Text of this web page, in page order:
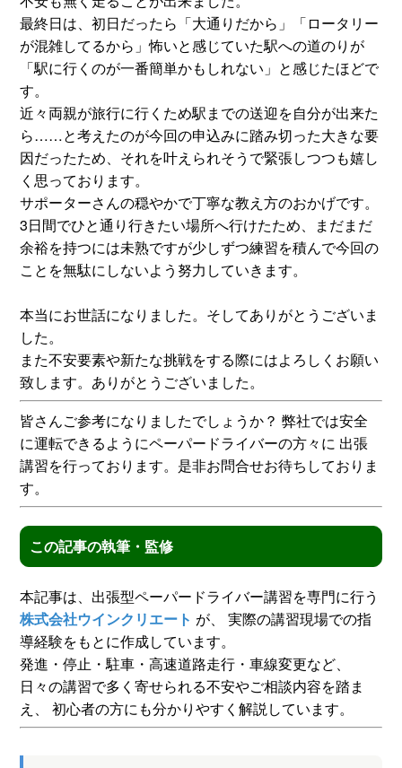
最終日は、初日だったら「大通りだから」「ロータリー
が混雑してるから」怖いと感じていた駅への道のりが
「駅に行くのが一番簡単かもしれない」と感じたほどで
す。
近々両親が旅行に行くため駅までの送迎を自分が出来た
ら……と考えたのが今回の申込みに踏み切った大きな要
因だったため、それを叶えられそうで緊張しつつも嬉し
く思っております。
サポーターさんの穏やかで丁寧な教え方のおかげです。
3日間でひと通り行きたい場所へ行けたため、まだまだ
余裕を持つには未熟ですが少しずつ練習を積んで今回の
ことを無駄にしないよう努力していきます。
本当にお世話になりました。そしてありがとうございま
した。
また不安要素や新たな挑戦をする際にはよろしくお願い
致します。ありがとうございました。
皆さんご参考になりましたでしょうか？ 弊社では安全
に運転できるようにペーパードライバーの方々に 出張
講習を行っております。是非お問合せお待ちしておりま
す。
この記事の執筆・監修
本記事は、出張型ペーパードライバー講習を専門に行う
株式会社ウインクリエート が、 実際の講習現場での指
導経験をもとに作成しています。
発進・停止・駐車・高速道路走行・車線変更など、
日々の講習で多く寄せられる不安やご相談内容を踏ま
え、 初心者の方にも分かりやすく解説しています。